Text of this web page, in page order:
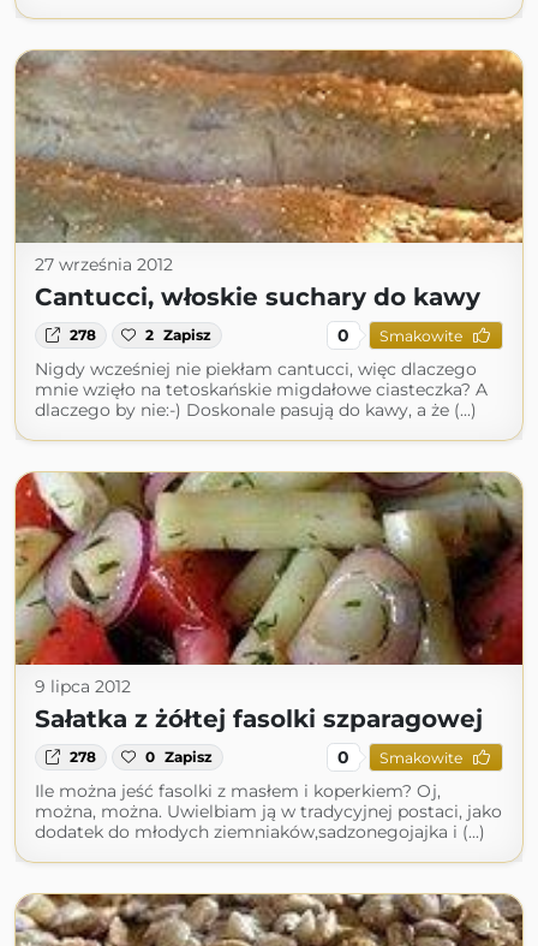
27 września 2012
Cantucci, włoskie suchary do kawy
278 2 Zapisz 0 Smakowite
Nigdy wcześniej nie piekłam cantucci, więc dlaczego
mnie wzięło na tetoskańskie migdałowe ciasteczka? A
dlaczego by nie:-) Doskonale pasują do kawy, a że (...)
9 lipca 2012
Sałatka z żółtej fasolki szparagowej
278 0 Zapisz 0 Smakowite
Ile można jeść fasolki z masłem i koperkiem? Oj,
można, można. Uwielbiam ją w tradycyjnej postaci, jako
dodatek do młodych ziemniaków,sadzonegojajka i (...)